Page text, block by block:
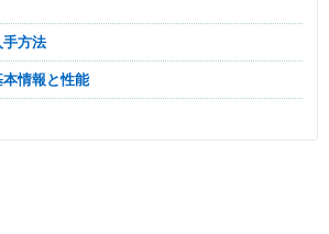
手方法
本情報と性能